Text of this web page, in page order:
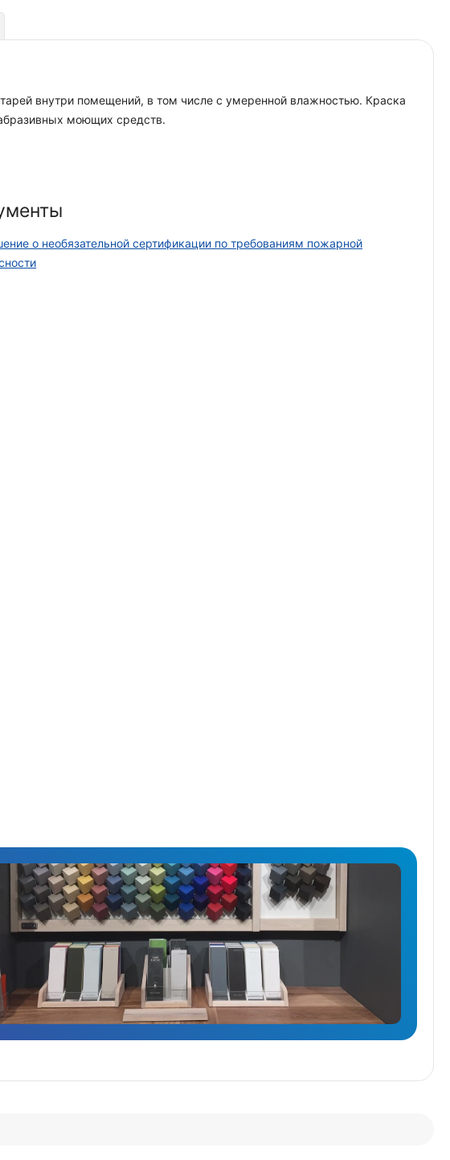
внутри помещений, в том числе с умеренной влажностью. Краска
моющих средств.
о необязательной сертификации по требованиям пожарной